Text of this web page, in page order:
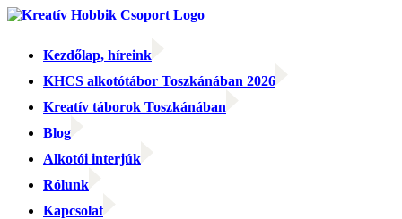
Kihagyás
Kezdőlap, híreink
KHCS alkotótábor Toszkánában 2026
Kreatív táborok Toszkánában
Blog
Alkotói interjúk
Rólunk
Kapcsolat